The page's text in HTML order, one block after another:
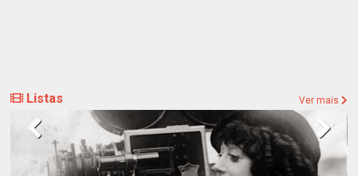
Listas Ver mais